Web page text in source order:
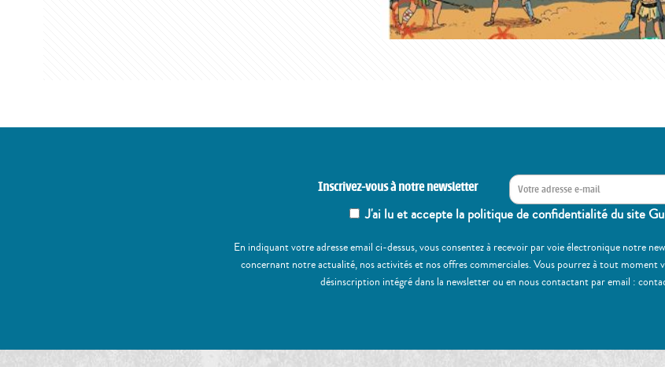
Inscrivez-vous à notre newsletter
J'ai lu et accepte la politique de confidentialité du site
En indiquant votre adresse email ci-dessus, vous consentez à recevoir par voie électronique notre
concernant notre actualité, nos activités et nos offres commerciales. Vous pourrez à tout moment
désinscription intégré dans la newsletter ou en nous contactant par email :